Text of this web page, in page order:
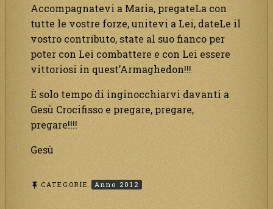
Accompagnatevi a Maria, pregateLa con
tutte le vostre forze, unitevi a Lei, dateLe il
vostro contributo, state al suo fianco per
poter con Lei combattere e con Lei essere
vittoriosi in quest’Armaghedon!!!
È solo tempo di inginocchiarvi davanti a
Gesù Crocifisso e pregare, pregare,
pregare!!!!
Gesù
CATEGORIE Anno 2012